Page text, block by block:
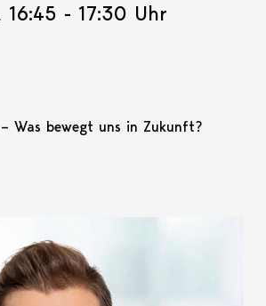
- 17:30 Uhr
Was bewegt uns in Zukunft?